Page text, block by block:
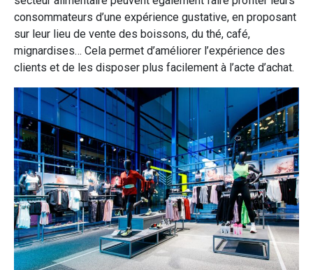
consommateurs d’une expérience gustative, en proposant
sur leur lieu de vente des boissons, du thé, café,
mignardises… Cela permet d’améliorer l’expérience des
clients et de les disposer plus facilement à l’acte d’achat.